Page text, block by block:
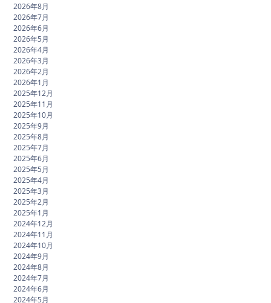
2026年8月
2026年7月
2026年6月
2026年5月
2026年4月
2026年3月
2026年2月
2026年1月
2025年12月
2025年11月
2025年10月
2025年9月
2025年8月
2025年7月
2025年6月
2025年5月
2025年4月
2025年3月
2025年2月
2025年1月
2024年12月
2024年11月
2024年10月
2024年9月
2024年8月
2024年7月
2024年6月
2024年5月